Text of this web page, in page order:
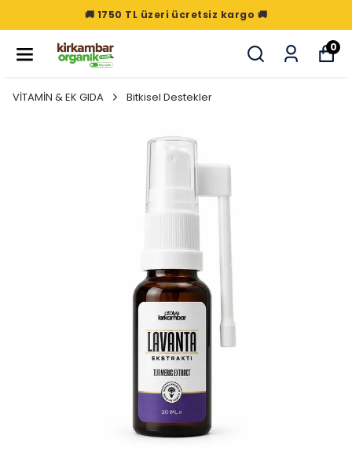
🚚 1750 TL üzeri ücretsiz kargo 🚚
0
VİTAMİN & EK GIDA Bitkisel Destekler